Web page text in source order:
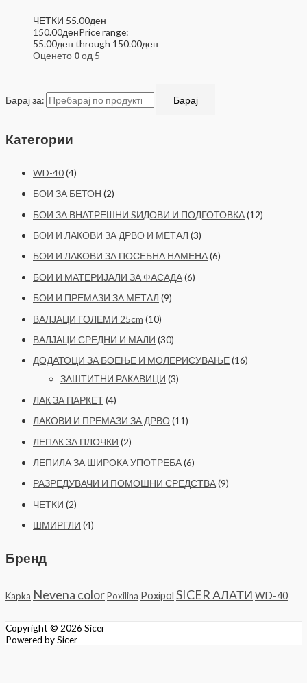
Барај за: Барај
Категории
WD-40(4)
БОИ ЗА БЕТОН (2)
БОИ ЗА ВНАТРЕШНИ SИДОВИ И ПОДГОТОВКА(12)
БОИ И ЛАКОВИ ЗА ДРВО И МЕТАЛ (3)
БОИ И ЛАКОВИ ЗА ПОСЕБНА НАМЕНА(6)
БОИ И МАТЕРИЈАЛИ ЗА ФАСАДА(6)
БОИ И ПРЕМАЗИ ЗА МЕТАЛ (9)
ВАЛЈАЦИ ГОЛЕМИ 25cm (10)
ВАЛЈАЦИ СРЕДНИ И МАЛИ (30)
ДОДАТОЦИ ЗА БОЕЊЕ И МОЛЕРИСУВАЊЕ(16)
ЗАШТИТНИ РАКАВИЦИ (3)
ЛАК ЗА ПАРКЕТ(4)
ЛАКОВИ И ПРЕМАЗИ ЗА ДРВО(11)
ЛЕПАК ЗА ПЛОЧКИ (2)
ЛЕПИЛА ЗА ШИРОКА УПОТРЕБА(6)
РАЗРЕДУВАЧИ И ПОМОШНИ СРЕДСТВА(9)
ЧЕТКИ (2)
ШМИРГЛИ (4)
Бренд
Kapka Nevena colorPoxilina Poxipol SICER АЛАТИ WD-40
ЧЕТКИ 55.00ден –
150.00денPrice range:
55.00ден through 150.00ден
Оценето 0од 5
Copyright © 2026 Sicer
Powered bySicer